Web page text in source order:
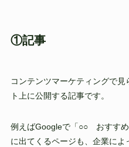
①記事
コンテンツマーケティングで
ト上に公開する記事です。
例えばGoogleで「○○ おすす
に出てくるページも、企業に